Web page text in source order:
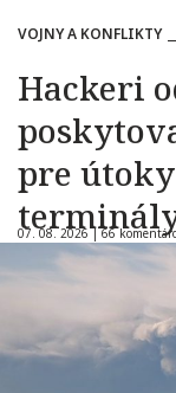
VOJNY A KONFLIKTY
Hackeri
pre
07. 08. 2026 |66